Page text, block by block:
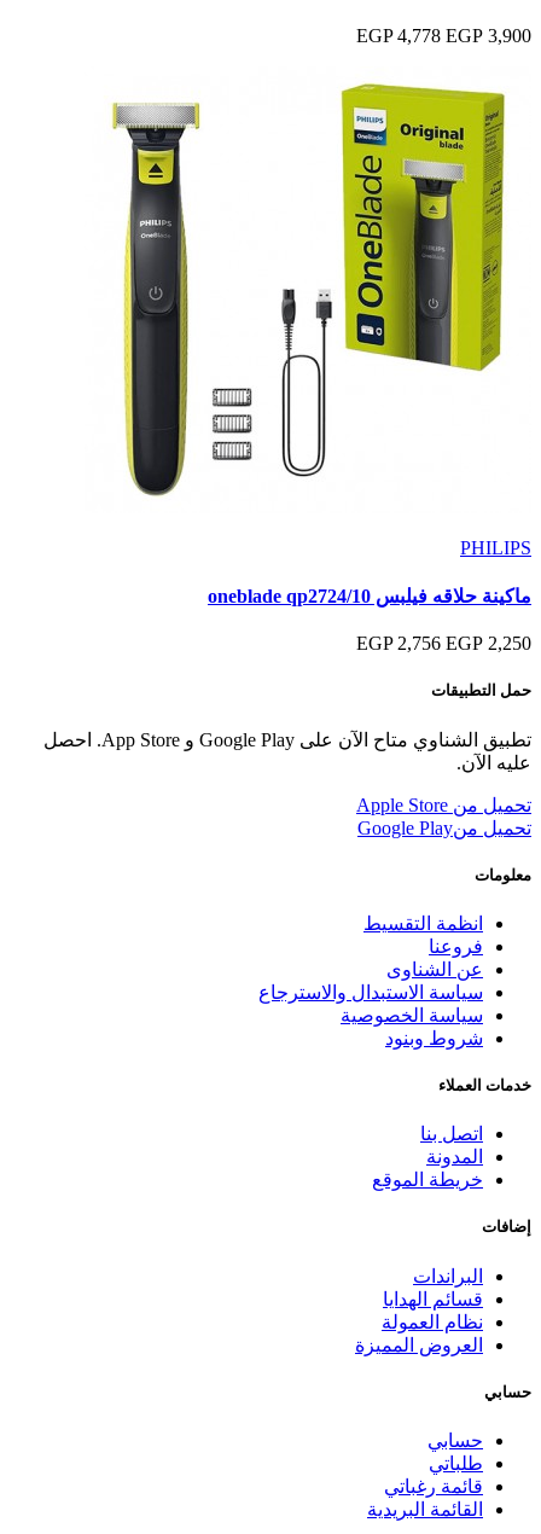
3,900 EGP
4,778 EGP
PHILIPS
ماكينة حلاقه فيلبس oneblade qp2724/10
2,250 EGP
2,756 EGP
حمل التطبيقات
تطبيق الشناوي متاح الآن على Google Play و App Store. احصل
عليه الآن.
تحميل من Apple Store
تحميل منGoogle Play
معلومات
انظمة التقسيط
فروعنا
عن الشناوى
سياسة الاستبدال والاسترجاع
سياسة الخصوصية
شروط وبنود
خدمات العملاء
اتصل بنا
المدونة
خريطة الموقع
إضافات
البراندات
قسائم الهدايا
نظام العمولة
العروض المميزة
حسابي
حسابي
طلباتي
قائمة رغباتي
القائمة البريدية